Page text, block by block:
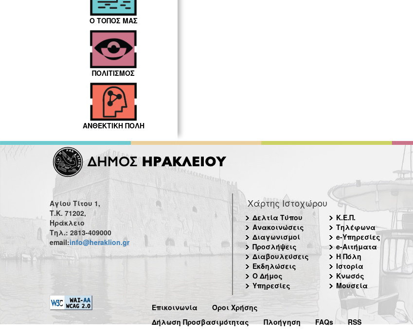
Ο ΤΟΠΟΣ ΜΑΣ
ΠΟΛΙΤΙΣΜΟΣ
ΑΝΘΕΚΤΙΚΗ ΠΟΛΗ
Αγίου Τίτου 1,
Τ.Κ. 71202,
Ηράκλειο
Τηλ.: 2813-409000
email:info@heraklion.gr
Χάρτης Ιστοχώρου
Δελτία Τύπου
Ανακοινώσεις
Διαγωνισμοί
Προσλήψεις
Διαβουλεύσεις
Εκδηλώσεις
Ο Δήμος
Υπηρεσίες
Κ.Ε.Π.
Τηλέφωνα
e-Υπηρεσίες
e-Αιτήματα
Η Πόλη
Ιστορία
Κνωσός
Μουσεία
Επικοινωνία
Όροι Χρήσης
Δήλωση Προσβασιμότητας
Πλοήγηση FAQs RSS